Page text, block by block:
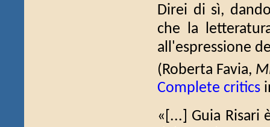
Direi di sì,
che la
all'espressione
(Roberta Favia,
Complete critics
«[...] Guia Risari